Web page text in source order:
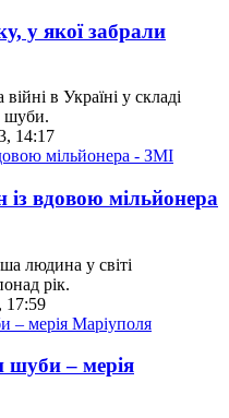
у якої забрали
в Україні у складі
шуби.
14:17
із вдовою мільйонера
людина у світі
рік.
17:59
шуби – мерія